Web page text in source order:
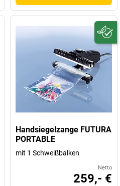
Handsiegelzange FUTURA
PORTABLE
mit 1 Schweißbalken
Netto
259,- €